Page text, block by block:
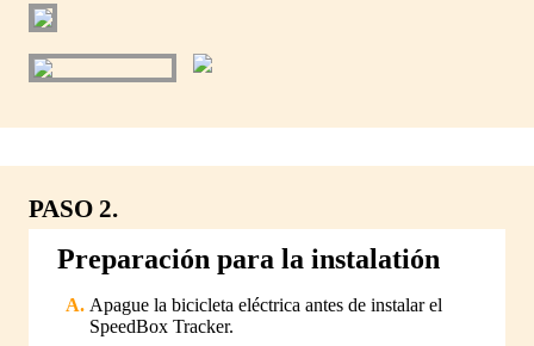
PASO 2.
Preparación para la instalatión
Apague la bicicleta eléctrica antes de instalar el
SpeedBox Tracker.